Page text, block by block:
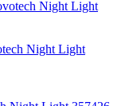
Night Light